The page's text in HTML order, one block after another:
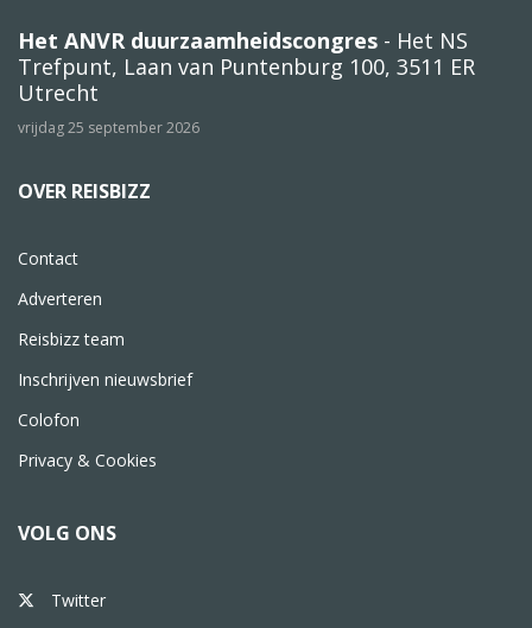
Het ANVR duurzaamheidscongres - Het NS
Trefpunt, Laan van Puntenburg 100, 3511 ER
Utrecht
vrijdag 25 september 2026
OVER REISBIZZ
Contact
Adverteren
Reisbizz team
Inschrijven nieuwsbrief
Colofon
Privacy & Cookies
VOLG ONS
Twitter